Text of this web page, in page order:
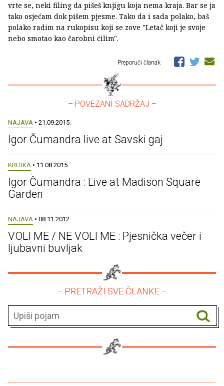
vrte se, neki filing da pišeš knjigu koja nema kraja. Bar se ja
tako osjećam dok pišem pjesme. Tako da i sada polako, baš
polako radim na rukopisu koji se zove "Letač koji je svoje
nebo smotao kao čarobni ćilim".
Preporuči članak
– POVEZANI SADRŽAJ –
NAJAVA • 21.09.2015.
Igor Čumandra live at Savski gaj
KRITIKA • 11.08.2015.
Igor Čumandra : Live at Madison Square
Garden
NAJAVA • 08.11.2012.
VOLI ME / NE VOLI ME : Pjesnička večer i
ljubavni buvljak
– PRETRAŽI SVE ČLANKE –